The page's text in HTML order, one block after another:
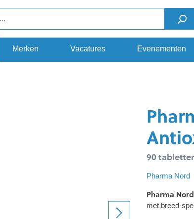
Merken Vacatures Evenementen
90
Pharma Nord
Pharma
met breed-